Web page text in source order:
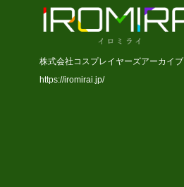
株式会社コスプレイヤーズアーカイブ
https://iromirai.jp/